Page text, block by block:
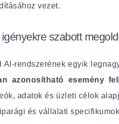
vezet.
szabott
AI-rendszerének egyik
azonosítható esemény
adatok és üzleti célok
és vállalati